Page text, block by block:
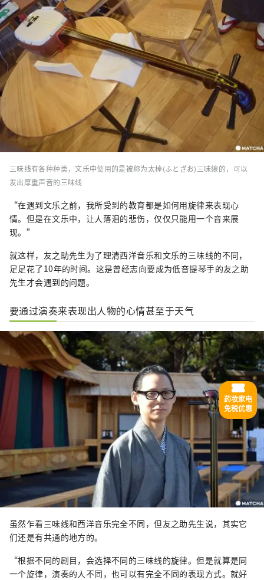
三味线有各种种类，文乐中使用的是被称为太棹(ふとざお)三味線的，可以
发出厚重声音的三味线
“在遇到文乐之前，我所受到的教育都是如何用旋律来表现心
情。但是在文乐中，让人落泪的悲伤，仅仅只能用一个音来展
现。”
就这样，友之助先生为了理清西洋音乐和文乐的三味线的不同，
足足花了10年的时间。这是曾经志向要成为低音提琴手的友之助
先生才会遇到的问题。
要通过演奏来表现出人物的心情甚至于天气
虽然乍看三味线和西洋音乐完全不同，但友之助先生说，其实它
们还是有共通的地方的。
“根据不同的剧目，会选择不同的三味线的旋律。但是就算是同
一个旋律，演奏的人不同，也可以有完全不同的表现方式。就好
药妆家电
免税优惠